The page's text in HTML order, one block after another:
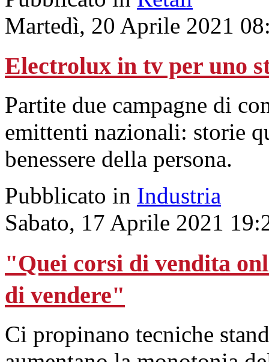
Martedì, 20 Aprile 2021
Electrolux in tv per uno
Partite due campagne di
emittenti nazionali: storie
benessere della persona.
Pubblicato in Industria
Sabato, 17 Aprile 2021
"Quei corsi di vendita
di vendere"
Ci propinano tecniche